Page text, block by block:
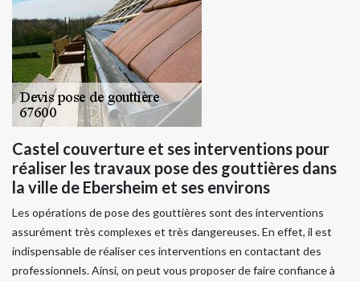
Castel couverture et ses interventions pour
réaliser les travaux pose des gouttières dans
la ville de Ebersheim et ses environs
Les opérations de pose des gouttières sont des interventions
assurément très complexes et très dangereuses. En effet, il est
indispensable de réaliser ces interventions en contactant des
professionnels. Ainsi, on peut vous proposer de faire confiance à